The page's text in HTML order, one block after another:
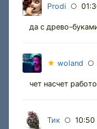
Prodi ○
да с древо-
★ woland ○
чет насчет
Тик ○ 10:50